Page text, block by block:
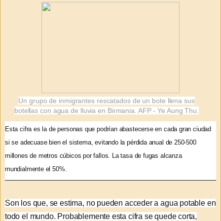
Un grupo de inmigrantes rescatados de un bote llena sus
botellas con agua de lluvia en Birmania. AFP - Ye Aung Thu.
Esta cifra es la de personas que podrían abastecerse en cada gran ciudad
si se adecuase bien el sistema, evitando la pérdida anual de 250-500
millones de metros cúbicos por fallos. La tasa de fugas alcanza
mundialmente el 50%.
Son los que, se estima, no pueden acceder a agua potable en
todo el mundo. Probablemente esta cifra se quede corta,